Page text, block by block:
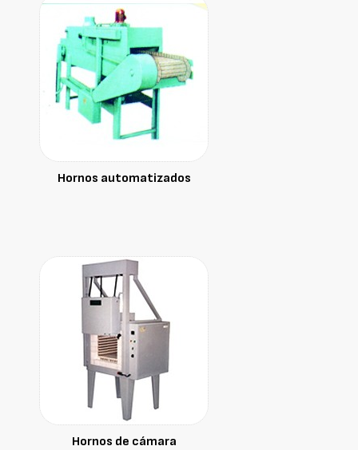
Hornos automatizados
Hornos de cámara